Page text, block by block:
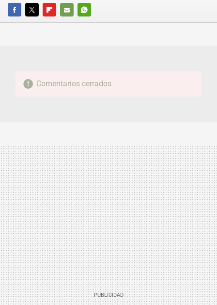
FACEBOOKTWITTERFLIPBOARD
E-
WHATSAPP
Comentarios cerrados